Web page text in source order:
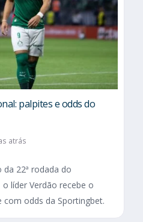
palpites e odds do
atrás
22ª rodada do
líder Verdão recebe o
com odds da Sportingbet.